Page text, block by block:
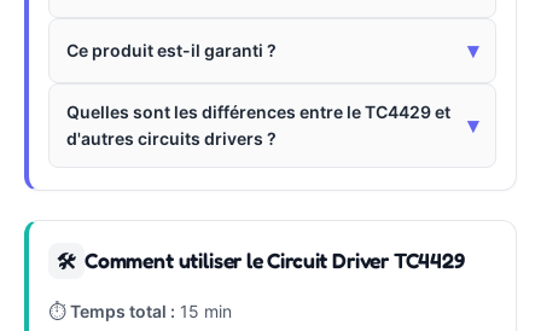
Ce produit est-il garanti ? ▾
Quelles sont les différences entre le TC4429 et
d'autres circuits drivers ?
▾
🛠 Comment utiliser le Circuit Driver TC4429
⏱Temps total : 15 min